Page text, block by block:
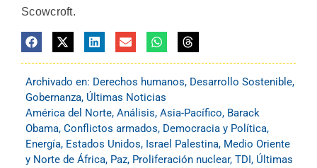
Scowcroft.
Archivado en: Derechos humanos, Desarrollo Sostenible,
Gobernanza, Últimas Noticias
América del Norte, Análisis, Asia-Pacífico, Barack
Obama, Conflictos armados, Democracia y Política,
Energía, Estados Unidos, Israel Palestina, Medio Oriente
y Norte de África, Paz, Proliferación nuclear, TDI, Últimas